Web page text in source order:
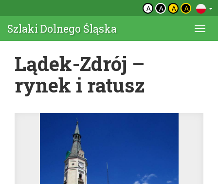
A A A A
Szlaki Dolnego Śląska
Lądek-Zdrój –
rynek i ratusz